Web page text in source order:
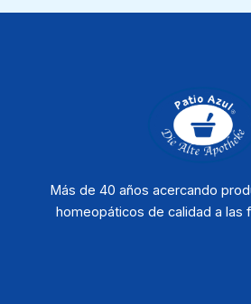
Más de 40 años acercando
homeopáticos de calidad a las